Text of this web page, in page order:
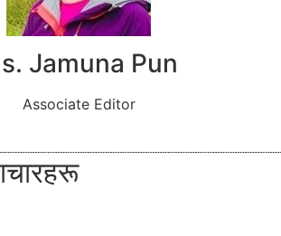
Jamuna Pun
Associate Editor